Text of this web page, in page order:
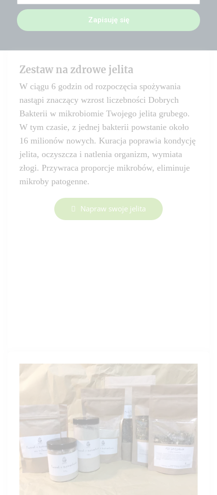
Zapisuję się
Zestaw na zdrowe jelita
W ciągu 6 godzin od rozpoczęcia spożywania
nastąpi znaczący wzrost liczebności Dobrych
Bakterii w mikrobiomie Twojego jelita grubego.
W tym czasie, z jednej bakterii powstanie około
16 milionów nowych. Kuracja poprawia kondycję
jelita, oczyszcza i natlenia organizm, wymiata
złogi. Przywraca proporcje mikrobów, eliminuje
mikroby patogenne.
Napraw swoje jelita